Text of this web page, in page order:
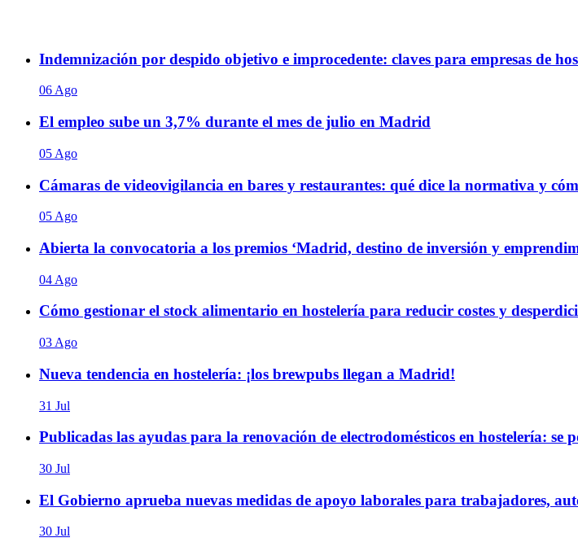
Indemnización por despido objetivo e improcedente: claves para empresas de
06 Ago
El empleo sube un 3,7% durante el mes de julio en Madrid
05 Ago
Cámaras de videovigilancia en bares y restaurantes: qué dice la normativa y
05 Ago
Abierta la convocatoria a los premios ‘Madrid, destino de inversión y
04 Ago
Cómo gestionar el stock alimentario en hostelería para reducir costes y
03 Ago
Nueva tendencia en hostelería: ¡los brewpubs llegan a Madrid!
31 Jul
Publicadas las ayudas para la renovación de electrodomésticos en hostelería:
30 Jul
El Gobierno aprueba nuevas medidas de apoyo laborales para trabajadores,
30 Jul